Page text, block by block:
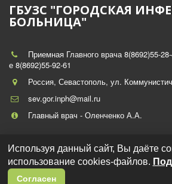
ГБУЗС "ГОРОДСКАЯ
БОЛЬНИЦА"
Приемная Главного врача 8(8692)55-
е 8(8692)55-92-61
Россия, Севастополь, ул.
sev.gor.inph@mail.ru
Главный врач - Оленченко А.А.
© 2019-2025 ГБУЗС "Городская
Используя данный сайт, Вы даёте
использование cookies-файлов.
Согласен